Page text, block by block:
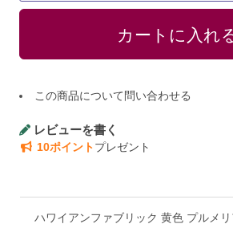
この商品について問い合わせる
レビューを書く
10ポイントプレゼント
ハワイアンファブリック 黄色 プルメ